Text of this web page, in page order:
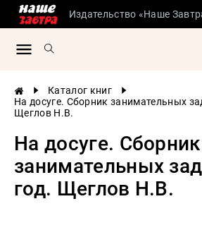
Издательство «Наше
Каталог книг
На досуге. Сборник занимательных
Щеглов Н.В.
На досуге. Сборник
занимательных
год. Щеглов Н.В.
Сталинские
литература
Философия
История
России
история